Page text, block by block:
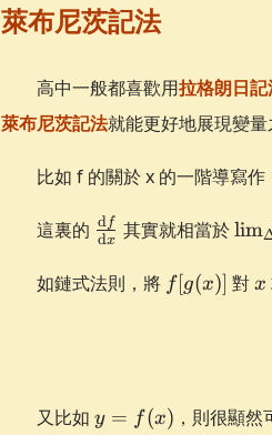
萊布尼茨記法
高中一般都喜歡用拉格朗日記
萊布尼茨記法就能更好地展現變量
比如 f 的關於 x 的一階導寫作
這裏的 \frac{\d
f}{\d x}
dx
df 其實就相當於lim
如鏈式法則，將 f[g(x)]
f [g(x)] 對 x
x
又比如 y =
y = f(x) ，則很顯然